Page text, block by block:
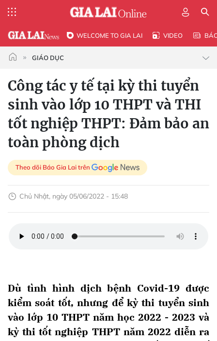
WELCOME TO GIA LAI VIDEO
GIÁO DỤC
Công tác y tế tại kỳ thi tuyển
sinh vào lớp 10 THPT và THI
tốt nghiệp THPT: Đảm bảo an
toàn phòng dịch
Theo dõi Báo Gia Lai trên
Chủ Nhật, ngày 05/06/2022 - 15:48
Dù tình hình dịch bệnh Covid-19 được
kiểm soát tốt, nhưng để kỳ thi tuyển sinh
vào lớp 10 THPT năm học 2022 - 2023 và
kỳ thi tốt nghiệp THPT năm 2022 diễn ra